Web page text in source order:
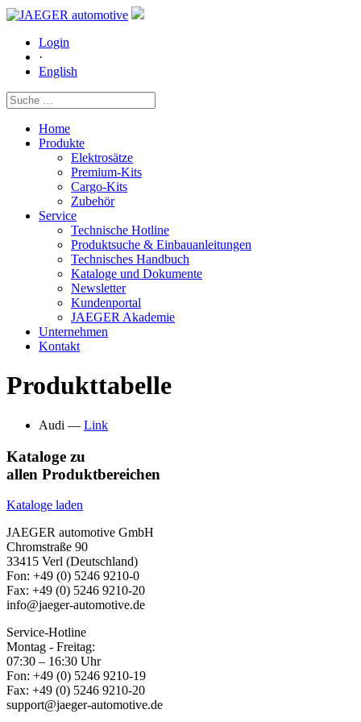
Login
·
English
Home
Produkte
Elektrosätze
Premium-Kits
Cargo-Kits
Zubehör
Service
Technische Hotline
Produktsuche & Einbauanleitungen
Technisches Handbuch
Kataloge und Dokumente
Newsletter
Kundenportal
JAEGER Akademie
Unternehmen
Kontakt
Produkttabelle
Audi — Link
Kataloge zu
allen Produktbereichen
Kataloge laden
JAEGER automotive GmbH
Chromstraße 90
33415 Verl (Deutschland)
Fon: +49 (0) 5246 9210-0
Fax: +49 (0) 5246 9210-20
info@jaeger-automotive.de
Service-Hotline
Montag - Freitag:
07:30 – 16:30 Uhr
Fon: +49 (0) 5246 9210-19
Fax: +49 (0) 5246 9210-20
support@jaeger-automotive.de